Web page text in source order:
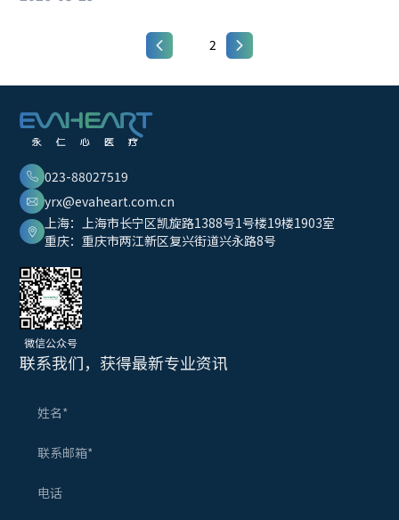
2
023-88027519
yrx@evaheart.com.cn
上海：上海市长宁区凯旋路1388号1号楼19楼1903室
重庆：重庆市两江新区复兴街道兴永路8号
微信公众号
联系我们，获得最新专业资讯